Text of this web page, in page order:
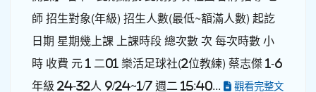
師 招生對象(年級) 招生人數(最低~額滿人數) 起訖
日期 星期幾上課 上課時段 總次數 次 每次時數 小
時 收費 元 1 二01 樂活足球社(2位教練) 蔡志傑 1-6
年級 24-32人 9/24~1/7 週二 15:40...
觀看完整文